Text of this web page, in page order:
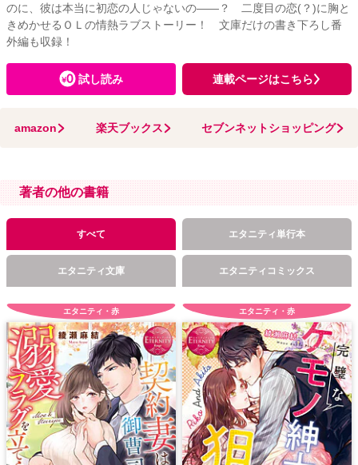
のに、彼は本当に初恋の人じゃないの――？ 二度目の恋(？)に胸と
きめかせるＯＬの情熱ラブストーリー！ 文庫だけの書き下ろし番
外編も収録！
試し読み 連載ページはこちら
amazon 楽天ブックス セブンネットショッピング
著者の他の書籍
すべて エタニティ単行本
エタニティ文庫 エタニティコミックス
エタニティ・赤 エタニティ・赤